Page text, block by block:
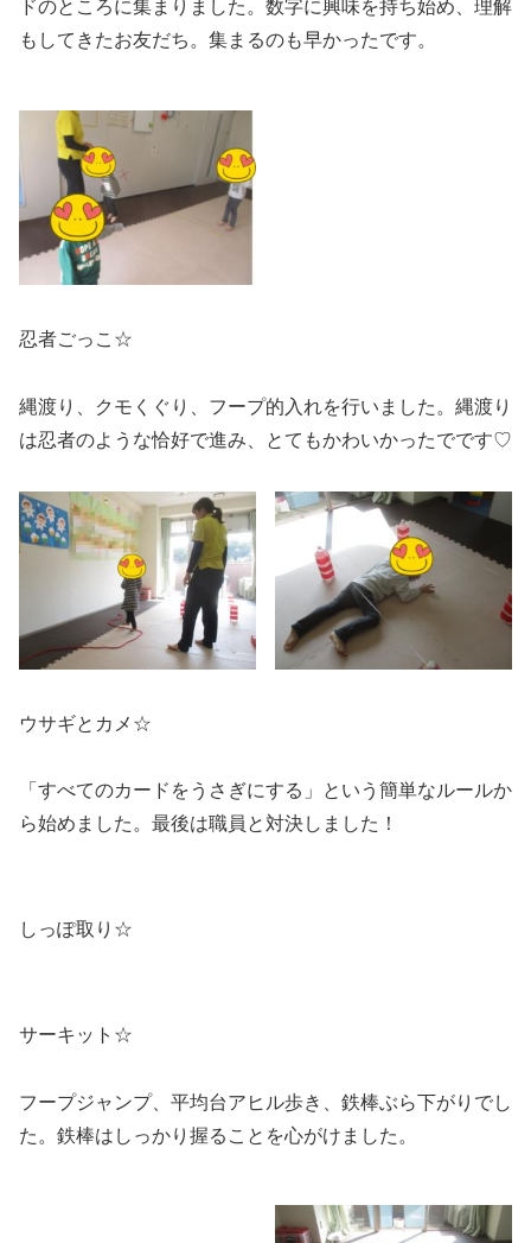
ドのところに集まりました。数字に興味を持ち始め、理解
もしてきたお友だち。集まるのも早かったです。
忍者ごっこ☆
縄渡り、クモくぐり、フープ的入れを行いました。縄渡り
は忍者のような恰好で進み、とてもかわいかったでです♡
ウサギとカメ☆
「すべてのカードをうさぎにする」という簡単なルールか
ら始めました。最後は職員と対決しました！
しっぽ取り☆
サーキット☆
フープジャンプ、平均台アヒル歩き、鉄棒ぶら下がりでし
た。鉄棒はしっかり握ることを心がけました。